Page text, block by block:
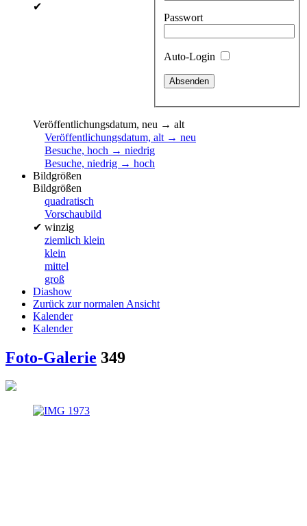
Passwort
Auto-Login
✔
Veröffentlichungsdatum, neu → alt
Veröffentlichungsdatum, alt → neu
Besuche, hoch → niedrig
Besuche, niedrig → hoch
Bildgrößen
Bildgrößen
quadratisch
Vorschaubild
✔ winzig
ziemlich klein
klein
mittel
groß
Diashow
Zurück zur normalen Ansicht
Kalender
Kalender
Foto-Galerie 349